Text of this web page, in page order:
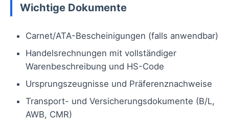
Wichtige Dokumente
Carnet/ATA-Bescheinigungen (falls anwendbar)
Handelsrechnungen mit vollständiger
Warenbeschreibung und HS-Code
Ursprungszeugnisse und Präferenznachweise
Transport- und Versicherungsdokumente (B/L,
AWB, CMR)